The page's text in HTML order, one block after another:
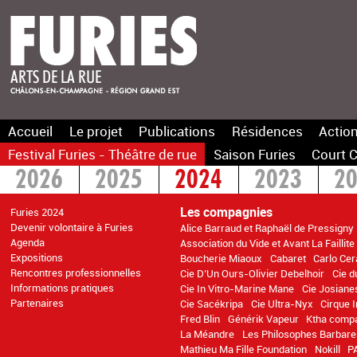
Accueil Le projet Publications Résidences
Festival Furies - Théâtre de rue
Saison Furies Court
2026 2025 2024
Furies 2024
Devenir volontaire à Furies
Agenda
Expositions
Rencontres professionnelles
Informations pratiques
Partenaires
Les compagnies
Alice Barraud et Raphaël de Pressigny
Association du Vide et Avant La Faillite
Boucherie Miaoux
Cabaret Carlo
Cie D’Un Ours-Olivier Debelhoir Cie
Cie In Vitro-Marine Mane Cie
Cie Sacékripa Cie Ultra-Nyx Cirque
Fred Blin Générik Vapeur Ktha
La Méandre
Les Philosophes
Mathieu Ma Fille Foundation
Nokill
2023
2016
>2014